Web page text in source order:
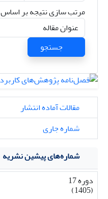
مرتب سازی نتیجه بر اساس
جستجو
مقالات آماده انتشار
شماره جاری
شماره‌های پیشین نشریه
دوره 17
(1405)